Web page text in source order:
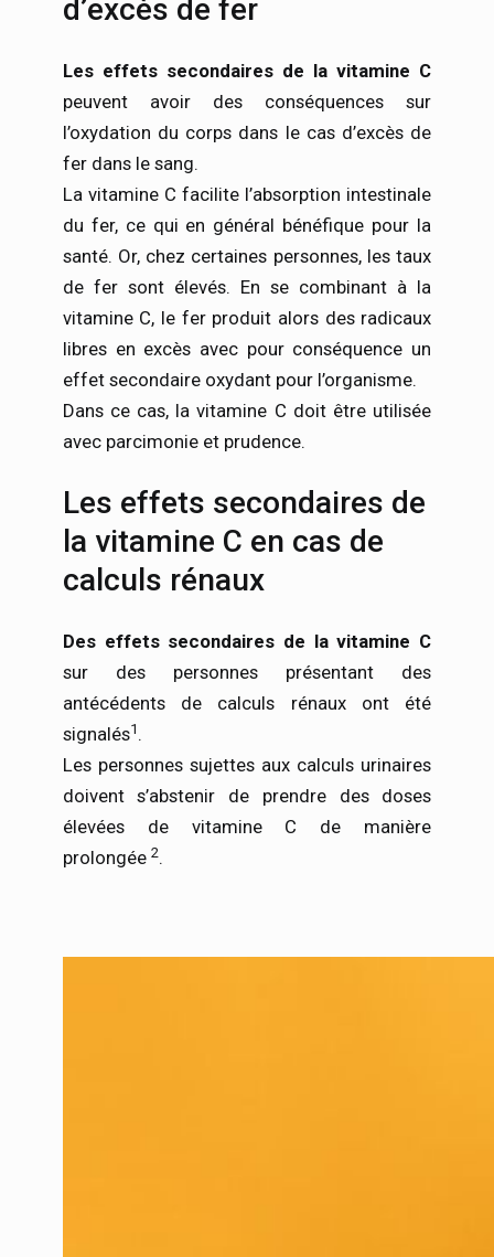
d’excès de fer
Les effets secondaires de la vitamine C
peuvent avoir des conséquences sur
l’oxydation du corps dans le cas d’excès de
fer dans le sang.
La vitamine C facilite l’absorption intestinale
du fer, ce qui en général bénéfique pour la
santé. Or, chez certaines personnes, les taux
de fer sont élevés. En se combinant à la
vitamine C, le fer produit alors des radicaux
libres en excès avec pour conséquence un
effet secondaire oxydant pour l’organisme.
Dans ce cas, la vitamine C doit être utilisée
avec parcimonie et prudence.
Les effets secondaires de
la vitamine C en cas de
calculs rénaux
Des effets secondaires de la vitamine C
sur des personnes présentant des
antécédents de calculs rénaux ont été
signalés1 .
Les personnes sujettes aux calculs urinaires
doivent s’abstenir de prendre des doses
élevées de vitamine C de manière
prolongée 2.